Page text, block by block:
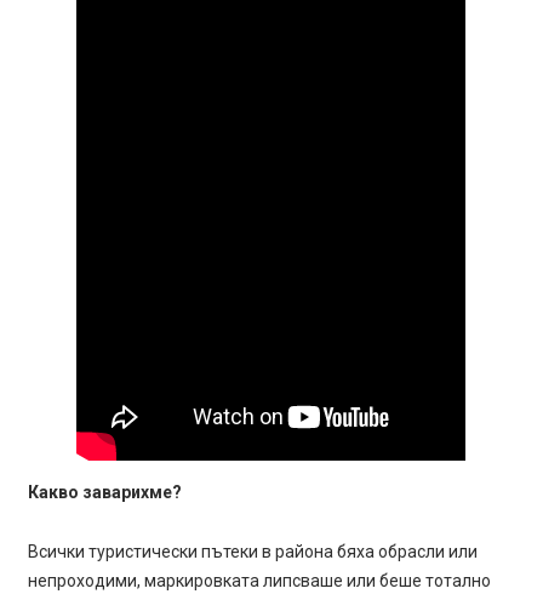
Какво заварихме?
Всички туристически пътеки в района бяха обрасли или
непроходими, маркировката липсваше или беше тотално